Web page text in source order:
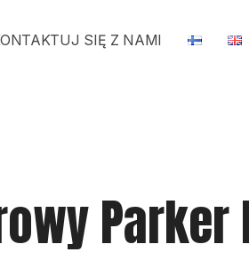
SIĘ Z NAMI
Parker